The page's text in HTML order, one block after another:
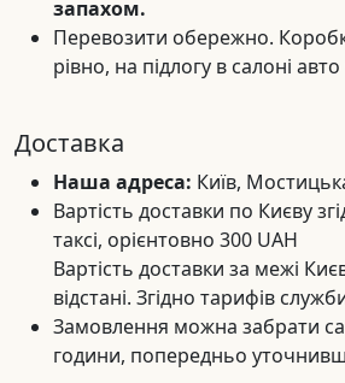
запахом.
Перевозити обережно.
рівно, на підлогу в салоні
Доставка
Наша адреса: Київ,
Вартість доставки по Києву
таксі, орієнтовно 300 UAH
Вартість доставки за межі
відстані. Згідно тарифів
Замовлення можна забрати
години, попередньо